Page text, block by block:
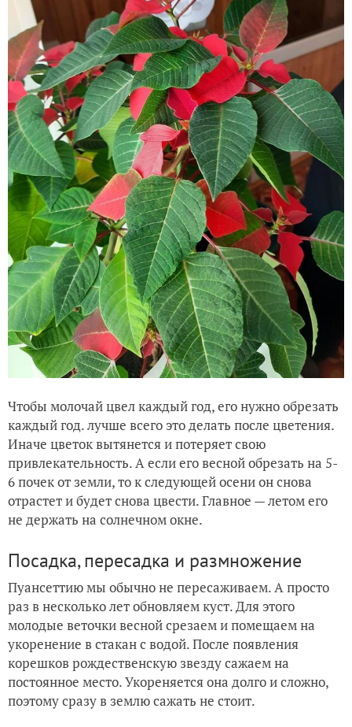
Чтобы молочай цвел каждый год, его нужно обрезать
каждый год. лучше всего это делать после цветения.
Иначе цветок вытянется и потеряет свою
привлекательность. А если его весной обрезать на 5-
6 почек от земли, то к следующей осени он снова
отрастет и будет снова цвести. Главное — летом его
не держать на солнечном окне.
Посадка, пересадка и размножение
Пуансеттию мы обычно не пересаживаем. А просто
раз в несколько лет обновляем куст. Для этого
молодые веточки весной срезаем и помещаем на
укоренение в стакан с водой. После появления
корешков рождественскую звезду сажаем на
постоянное место. Укореняется она долго и сложно,
поэтому сразу в землю сажать не стоит.